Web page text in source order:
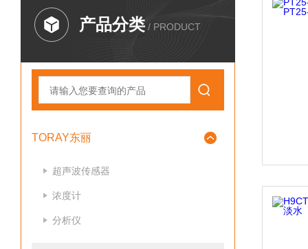
产品分类 / PRODUCT
TORAY东丽
超声波传感器
浓度计
分析仪